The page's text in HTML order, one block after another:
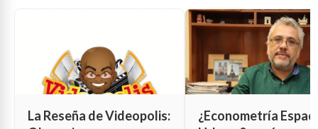
La Reseña de Videopolis:
¿Econometría